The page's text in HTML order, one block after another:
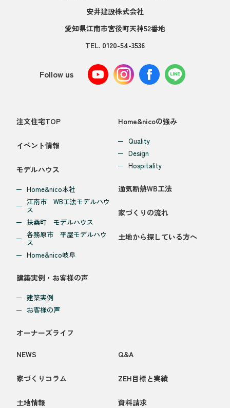
安井建設株式会社
愛知県江南市宮後町天神52番地
TEL. 0120-54-3536
Follow us
注文住宅TOP
イベント情報
モデルハウス
Home&nico本社
江南市 WB工法モデルハウ
ス
扶桑町 モデルハウス
各務原市 平屋モデルハウ
ス
Home&nico岐阜
建築実例・お客様の声
建築実例
お客様の声
オーナーズライフ
Home&nicoの強み
Quality
Design
Hospitality
通気断熱WB工法
家づくりの流れ
土地から探している方へ
NEWS
家づくりコラム
土地情報
Q&A
ZEH目標と実績
資料請求